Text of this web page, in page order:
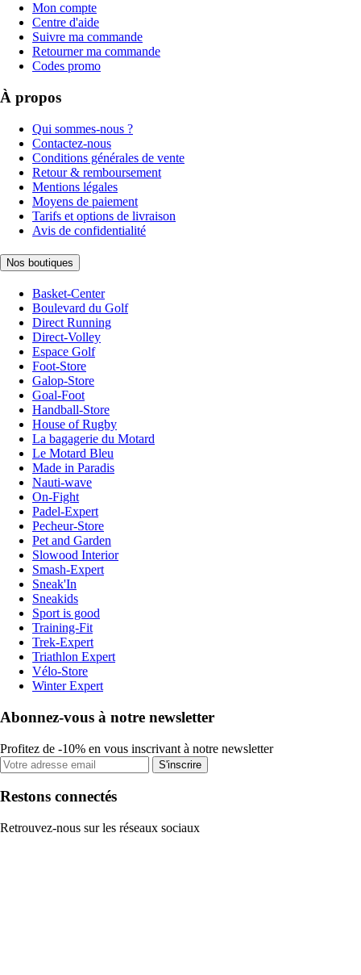
Mon compte
Centre d'aide
Suivre ma commande
Retourner ma commande
Codes promo
À propos
Qui sommes-nous ?
Contactez-nous
Conditions générales de vente
Retour & remboursement
Mentions légales
Moyens de paiement
Tarifs et options de livraison
Avis de confidentialité
Nos boutiques
Basket-Center
Boulevard du Golf
Direct Running
Direct-Volley
Espace Golf
Foot-Store
Galop-Store
Goal-Foot
Handball-Store
House of Rugby
La bagagerie du Motard
Le Motard Bleu
Made in Paradis
Nauti-wave
On-Fight
Padel-Expert
Pecheur-Store
Pet and Garden
Slowood Interior
Smash-Expert
Sneak'In
Sneakids
Sport is good
Training-Fit
Trek-Expert
Triathlon Expert
Vélo-Store
Winter Expert
Abonnez-vous à notre newsletter
Profitez de -10% en vous inscrivant à notre newsletter
S'inscrire
Restons connectés
Retrouvez-nous sur les réseaux sociaux